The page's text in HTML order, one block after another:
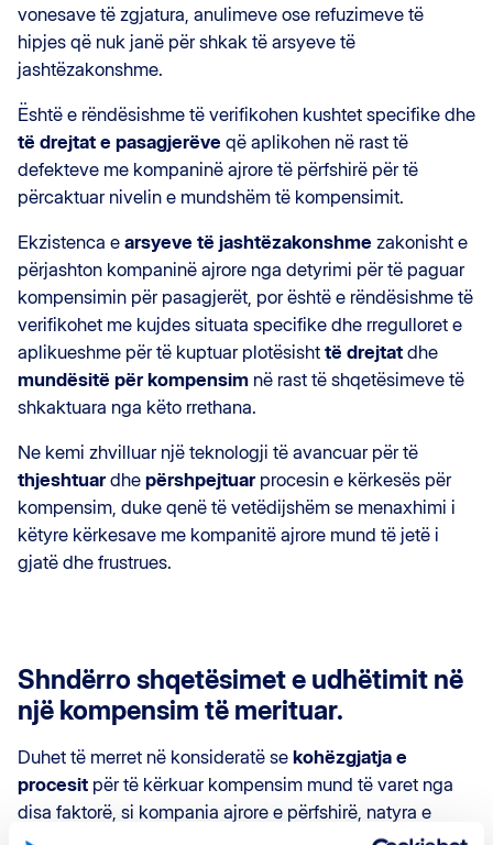
vonesave të zgjatura, anulimeve ose refuzimeve të
hipjes që nuk janë për shkak të arsyeve të
jashtëzakonshme.
Është e rëndësishme të verifikohen kushtet specifike dhe
të drejtat e pasagjerëve që aplikohen në rast të
defekteve me kompaninë ajrore të përfshirë për të
përcaktuar nivelin e mundshëm të kompensimit.
Ekzistenca e arsyeve të jashtëzakonshme zakonisht e
përjashton kompaninë ajrore nga detyrimi për të paguar
kompensimin për pasagjerët, por është e rëndësishme të
verifikohet me kujdes situata specifike dhe rregulloret e
aplikueshme për të kuptuar plotësisht të drejtat dhe
mundësitë për kompensim në rast të shqetësimeve të
shkaktuara nga këto rrethana.
Ne kemi zhvilluar një teknologji të avancuar për të
thjeshtuardhe përshpejtuarprocesin e kërkesës për
kompensim, duke qenë të vetëdijshëm se menaxhimi i
këtyre kërkesave me kompanitë ajrore mund të jetë i
gjatë dhe frustrues.
Shndërro shqetësimet e udhëtimit në
një kompensim të merituar.
Duhet të merret në konsideratë se kohëzgjatja e
procesit për të kërkuar kompensim mund të varet nga
disa faktorë, si kompania ajrore e përfshirë, natyra e
kërkesës, dokumentacioni i disponueshëm dhe